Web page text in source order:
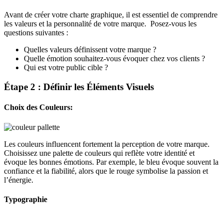
Avant de créer votre charte graphique, il est essentiel de comprendre
les valeurs et la personnalité de votre marque. Posez-vous les
questions suivantes :
Quelles valeurs définissent votre marque ?
Quelle émotion souhaitez-vous évoquer chez vos clients ?
Qui est votre public cible ?
Étape 2 : Définir les Éléments Visuels
Choix des Couleurs:
Les couleurs influencent fortement la perception de votre marque.
Choisissez une palette de couleurs qui reflète votre identité et
évoque les bonnes émotions. Par exemple, le bleu évoque souvent la
confiance et la fiabilité, alors que le rouge symbolise la passion et
l’énergie.
Typographie